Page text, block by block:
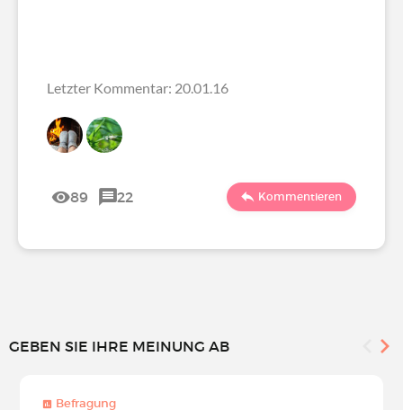
Letzter Kommentar: 20.01.16
89 22 Kommentieren
GEBEN SIE IHRE MEINUNG AB
Befragung